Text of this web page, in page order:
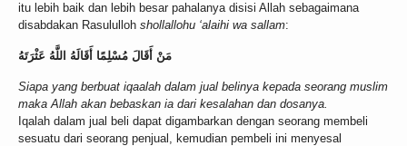
itu lebih baik dan lebih besar pahalanya disisi Allah sebagaimana
disabdakan Rasululloh shollallohu ‘alaihi wa sallam:
مَنْ أَقَالَ مُسْلِمًا أَقَالَهُ اللَّهُ عَثْرَتَهُ
Siapa yang berbuat iqaalah dalam jual belinya kepada seorang muslim
maka Allah akan bebaskan ia dari kesalahan dan dosanya.
Iqalah dalam jual beli dapat digambarkan dengan seorang membeli
sesuatu dari seorang penjual, kemudian pembeli ini menyesal